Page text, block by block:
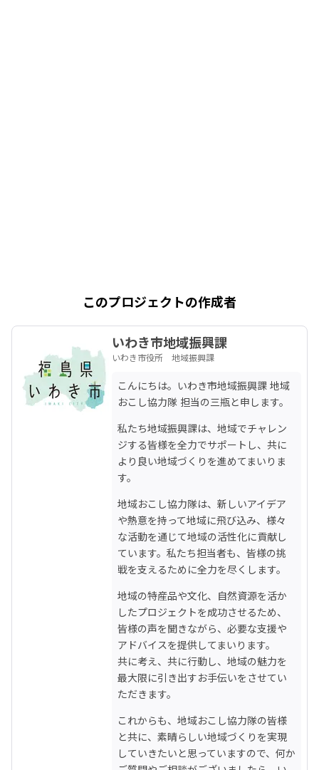
このプロジェクトの作成者
いわき市地域振興課
いわき市役所 地域振興課
こんにちは。いわき市地域振興課 地域
おこし協力隊 担当の三瓶と申します。
私たち地域振興課は、地域でチャレン
ジする皆様を全力でサポートし、共に
より良い地域づくりを進めてまいりま
す。
地域おこし協力隊は、新しいアイデア
や熱意を持って地域に飛び込み、様々
な活動を通じて地域の活性化に貢献し
ています。私たち担当者も、皆様の挑
戦を支えるために全力を尽くします。
地域の特産品や文化、自然資源を活か
したプロジェクトを成功させるため、
皆様の声を聞きながら、必要な支援や
アドバイスを提供してまいります。
共に考え、共に行動し、地域の魅力を
最大限に引き出すお手伝いをさせてい
ただきます。
これからも、地域おこし協力隊の皆様
と共に、素晴らしい地域づくりを実現
していきたいと思っていますので、何か